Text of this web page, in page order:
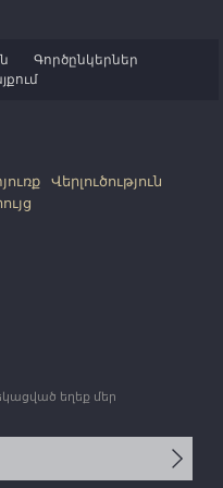
Գործընկերներ
Վերլուծություն
եղեք մեր